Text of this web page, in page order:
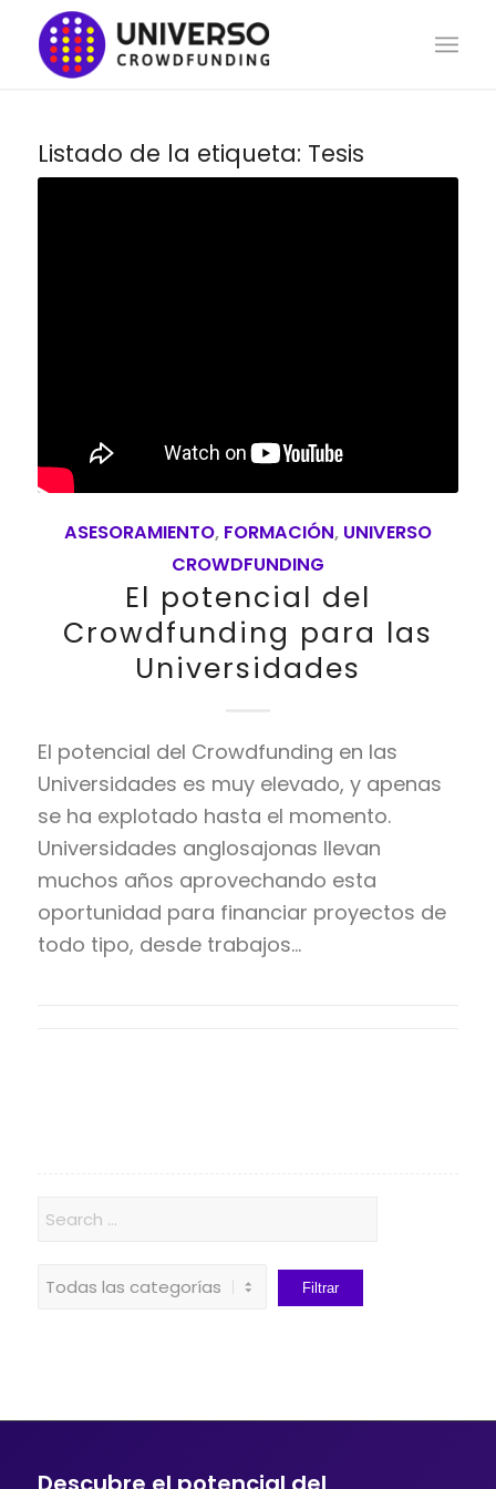
Listado de la etiqueta: Tesis
ASESORAMIENTO, FORMACIÓN, UNIVERSO
CROWDFUNDING
El potencial del
Crowdfunding para las
Universidades
El potencial del Crowdfunding en las
Universidades es muy elevado, y apenas
se ha explotado hasta el momento.
Universidades anglosajonas llevan
muchos años aprovechando esta
oportunidad para financiar proyectos de
todo tipo, desde trabajos…